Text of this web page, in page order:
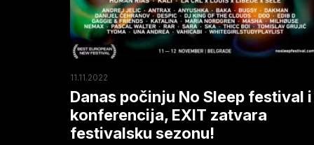
i
konferencija,
EXIT
zatvara
festivalsku
sezonu!
11.11.2022
Danas počinju No Sleep festival i
konferencija, EXIT zatvara
festivalsku sezonu!